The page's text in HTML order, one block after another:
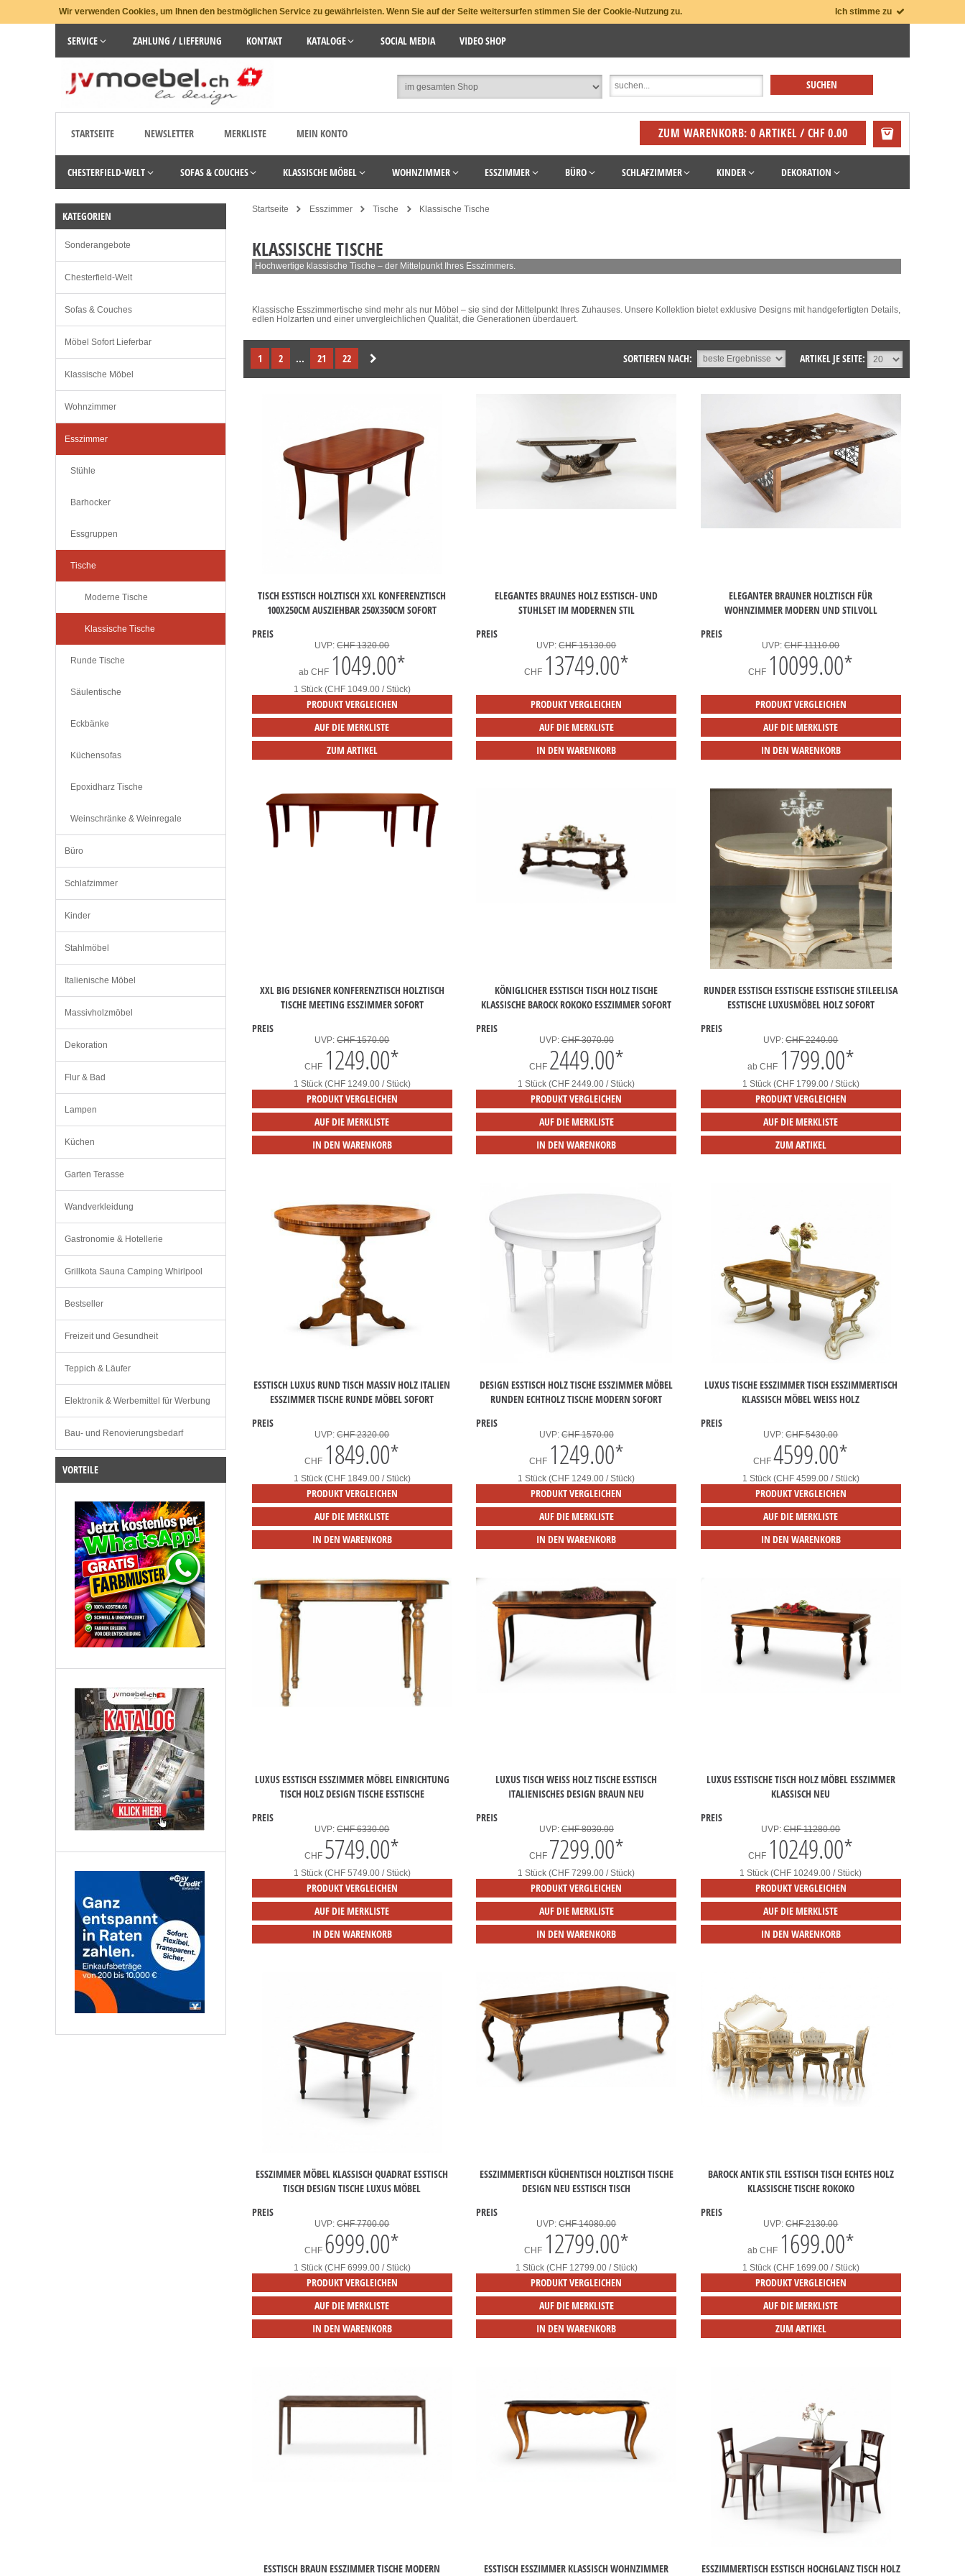
Wir verwenden Cookies, um Ihnen den bestmöglichen Service zu gewährleisten. Wenn Sie auf der Seite weitersurfen stimmen Sie der Cookie-Nutzung zu. Ich stimme zu
SERVICE ZAHLUNG / LIEFERUNG KONTAKT KATALOGE SOCIAL MEDIA VIDEO SHOP
STARTSEITE NEWSLETTER MERKLISTE MEIN KONTO ZUM WARENKORB: 0 ARTIKEL / CHF 0.00
CHESTERFIELD-WELT SOFAS & COUCHES KLASSISCHE MÖBEL WOHNZIMMER ESSZIMMER BÜRO SCHLAFZIMMER KINDER DEKORATION
Startseite Esszimmer Tische Klassische Tische
KLASSISCHE TISCHE
Hochwertige klassische Tische – der Mittelpunkt Ihres Esszimmers.
Klassische Esszimmertische sind mehr als nur Möbel – sie sind der Mittelpunkt Ihres Zuhauses. Unsere Kollektion bietet exklusive Designs mit handgefertigten Details,
edlen Holzarten und einer unvergleichlichen Qualität, die Generationen überdauert.
1 2 ... 21 22 ARTIKEL JE SEITE:
SORTIEREN NACH:
TISCH ESSTISCH HOLZTISCH XXL KONFERENZTISCH
100X250CM AUSZIEHBAR 250X350CM SOFORT
PREIS
UVP:CHF 1320.00
ab CHF 1049.00*
1 Stück (CHF 1049.00 / Stück)
PRODUKT VERGLEICHEN
AUF DIE MERKLISTE
ZUM ARTIKEL
ELEGANTES BRAUNES HOLZ ESSTISCH- UND
STUHLSET IM MODERNEN STIL
PREIS
UVP:CHF 15130.00
CHF 13749.00*
PRODUKT VERGLEICHEN
AUF DIE MERKLISTE
IN DEN WARENKORB
ELEGANTER BRAUNER HOLZTISCH FÜR
WOHNZIMMER MODERN UND STILVOLL
PREIS
UVP:CHF 11110.00
CHF 10099.00*
PRODUKT VERGLEICHEN
AUF DIE MERKLISTE
IN DEN WARENKORB
XXL BIG DESIGNER KONFERENZTISCH HOLZTISCH
TISCHE MEETING ESSZIMMER SOFORT
PREIS
UVP:CHF 1570.00
CHF 1249.00*
1 Stück (CHF 1249.00 / Stück)
PRODUKT VERGLEICHEN
AUF DIE MERKLISTE
IN DEN WARENKORB
KÖNIGLICHER ESSTISCH TISCH HOLZ TISCHE
KLASSISCHE BAROCK ROKOKO ESSZIMMER SOFORT
PREIS
UVP:CHF 3070.00
CHF 2449.00*
1 Stück (CHF 2449.00 / Stück)
PRODUKT VERGLEICHEN
AUF DIE MERKLISTE
IN DEN WARENKORB
RUNDER ESSTISCH ESSTISCHE ESSTISCHE STILEELISA
ESSTISCHE LUXUSMÖBEL HOLZ SOFORT
PREIS
UVP:CHF 2240.00
ab CHF 1799.00*
1 Stück (CHF 1799.00 / Stück)
PRODUKT VERGLEICHEN
AUF DIE MERKLISTE
ZUM ARTIKEL
ESSTISCH LUXUS RUND TISCH MASSIV HOLZ ITALIEN
ESSZIMMER TISCHE RUNDE MÖBEL SOFORT
PREIS
UVP:CHF 2320.00
CHF 1849.00*
1 Stück (CHF 1849.00 / Stück)
PRODUKT VERGLEICHEN
AUF DIE MERKLISTE
IN DEN WARENKORB
DESIGN ESSTISCH HOLZ TISCHE ESSZIMMER MÖBEL
RUNDEN ECHTHOLZ TISCHE MODERN SOFORT
PREIS
UVP:CHF 1570.00
CHF 1249.00*
1 Stück (CHF 1249.00 / Stück)
PRODUKT VERGLEICHEN
AUF DIE MERKLISTE
IN DEN WARENKORB
LUXUS TISCHE ESSZIMMER TISCH ESSZIMMERTISCH
KLASSISCH MÖBEL WEISS HOLZ
PREIS
UVP:CHF 5430.00
CHF 4599.00*
1 Stück (CHF 4599.00 / Stück)
PRODUKT VERGLEICHEN
AUF DIE MERKLISTE
IN DEN WARENKORB
LUXUS ESSTISCH ESSZIMMER MÖBEL EINRICHTUNG
TISCH HOLZ DESIGN TISCHE ESSTISCHE
PREIS
UVP:CHF 6330.00
CHF 5749.00*
1 Stück (CHF 5749.00 / Stück)
PRODUKT VERGLEICHEN
AUF DIE MERKLISTE
IN DEN WARENKORB
LUXUS TISCH WEISS HOLZ TISCHE ESSTISCH I
TALIENISCHES DESIGN BRAUN NEU
PREIS
UVP:CHF 8030.00
CHF 7299.00*
1 Stück (CHF 7299.00 / Stück)
PRODUKT VERGLEICHEN
AUF DIE MERKLISTE
IN DEN WARENKORB
LUXUS ESSTISCHE TISCH HOLZ MÖBEL ESSZIMMER
KLASSISCH NEU
PREIS
UVP:CHF 11280.00
CHF 10249.00*
1 Stück (CHF 10249.00 / Stück)
PRODUKT VERGLEICHEN
AUF DIE MERKLISTE
IN DEN WARENKORB
ESSZIMMER MÖBEL KLASSISCH QUADRAT ESSTISCH
TISCH DESIGN TISCHE LUXUS MÖBEL
PREIS
UVP:CHF 7700.00
CHF 6999.00*
1 Stück (CHF 6999.00 / Stück)
PRODUKT VERGLEICHEN
AUF DIE MERKLISTE
IN DEN WARENKORB
ESSZIMMERTISCH KÜCHENTISCH HOLZTISCH TISCHE
DESIGN NEU ESSTISCH TISCH
PREIS
UVP:CHF 14080.00
CHF 12799.00*
1 Stück (CHF 12799.00 / Stück)
PRODUKT VERGLEICHEN
AUF DIE MERKLISTE
IN DEN WARENKORB
BAROCK ANTIK STIL ESSTISCH TISCH ECHTES HOLZ
KLASSISCHE TISCHE ROKOKO
PREIS
UVP:CHF 2130.00
ab CHF 1699.00*
1 Stück (CHF 1699.00 / Stück)
PRODUKT VERGLEICHEN
AUF DIE MERKLISTE
ZUM ARTIKEL
ESSTISCH BRAUN ESSZIMMER TISCHE MODERN ESSTISCH ESSZIMMER KLASSISCH WOHNZIMMER ESSZIMMERTISCH ESSTISCH HOCHGLANZ TISCH HOLZ
KATEGORIEN
Sonderangebote
Chesterfield-Welt
Sofas & Couches
Möbel Sofort Lieferbar
Klassische Möbel
Wohnzimmer
Esszimmer
Stühle
Barhocker
Essgruppen
Tische
Moderne Tische
Klassische Tische
Runde Tische
Säulentische
Eckbänke
Küchensofas
Epoxidharz Tische
Weinschränke & Weinregale
Büro
Schlafzimmer
Kinder
Stahlmöbel
Italienische Möbel
Massivholzmöbel
Dekoration
Flur & Bad
Lampen
Küchen
Garten Terasse
Wandverkleidung
Gastronomie & Hotellerie
Grillkota Sauna Camping Whirlpool
Bestseller
Freizeit und Gesundheit
Teppich & Läufer
Elektronik & Werbemittel für Werbung
Bau- und Renovierungsbedarf
VORTEILE